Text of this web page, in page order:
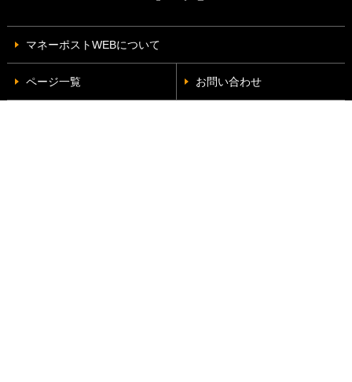
マネーポストWEBについて
ページ一覧 お問い合わせ